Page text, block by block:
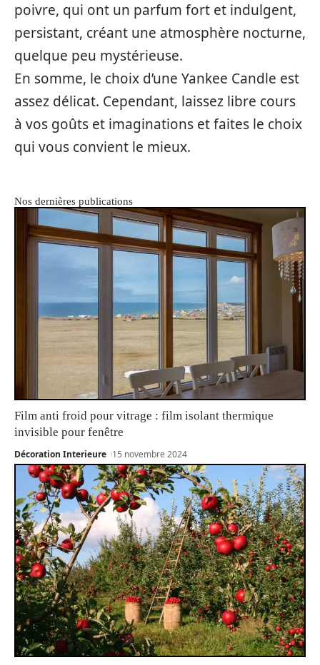
poivre, qui ont un parfum fort et indulgent,
persistant, créant une atmosphère nocturne,
quelque peu mystérieuse.
En somme, le choix d’une Yankee Candle est
assez délicat. Cependant, laissez libre cours
à vos goûts et imaginations et faites le choix
qui vous convient le mieux.
Nos dernières publications
Film anti froid pour vitrage : film isolant thermique
invisible pour fenêtre
Décoration Interieure 15 novembre 2024